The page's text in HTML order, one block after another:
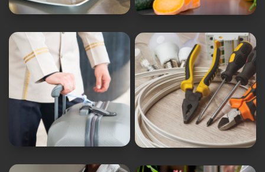

Valet

Personal de
mantenimiento